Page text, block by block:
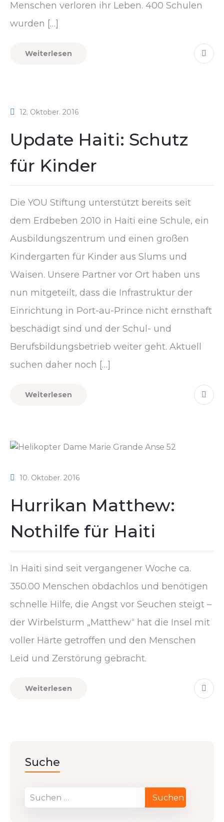
Menschen verloren ihr Leben. 400 Schulen
wurden […]
Weiterlesen
12. Oktober. 2016
Update Haiti: Schutz
für Kinder
Die YOU Stiftung unterstützt bereits seit
dem Erdbeben 2010 in Haiti eine Schule, ein
Ausbildungszentrum und einen großen
Kindergarten für Kinder aus Slums und
Waisen. Unsere Partner vor Ort haben uns
nun mitgeteilt, dass die Infrastruktur der
Einrichtung in Port-au-Prince nicht ernsthaft
beschädigt sind und der Schul- und
Berufsbildungsbetrieb weiter geht. Aktuell
suchen daher noch […]
Weiterlesen
10. Oktober. 2016
Hurrikan Matthew:
Nothilfe für Haiti
In Haiti sind seit vergangener Woche ca.
350.00 Menschen obdachlos und benötigen
schnelle Hilfe, die Angst vor Seuchen steigt –
der Wirbelsturm „Matthew“ hat die Insel mit
voller Härte getroffen und den Menschen
Leid und Zerstörung gebracht.
Weiterlesen
Suche